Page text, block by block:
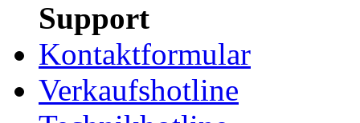
Support
Kontaktformular
Verkaufshotline